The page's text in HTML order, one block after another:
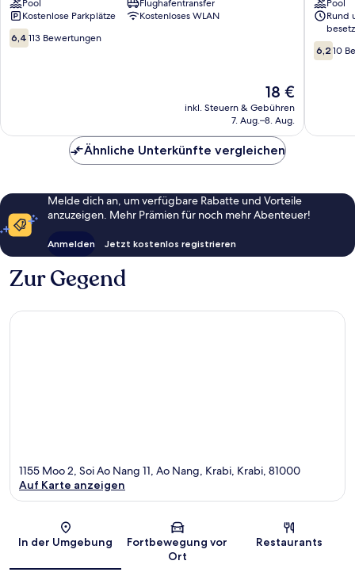
Nang
Ao
Nang
Pool
Flughafentransfer
Kostenlose Parkplätze
Kostenloses WLAN
6.4
von
6,4 113 Bewertungen
Der
Preis
beträgt
18 €
inkl. Steuern & Gebühren
7. Aug.–8. Aug.
Ao
Nang
Pool
Rund
6.2
von
6,2 10
Ähnliche Unterkünfte vergleichen
Melde dich an, um verfügbare Rabatte und Vorteile
anzuzeigen. Mehr Prämien für noch mehr Abenteuer!
Anmelden Jetzt kostenlos registrieren
Zur Gegend
Karte
1155 Moo 2, Soi Ao Nang 11, Ao Nang, Krabi, Krabi, 81000
Auf Karte anzeigen
In der Umgebung
Fortbewegung vor
Ort
Restaurants